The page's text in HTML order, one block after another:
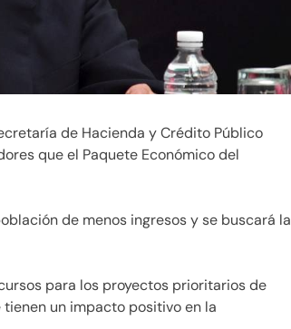
de Hacienda y Crédito Público
que el Paquete Económico del
de menos ingresos y se buscará la
para los proyectos prioritarios de
un impacto positivo en la